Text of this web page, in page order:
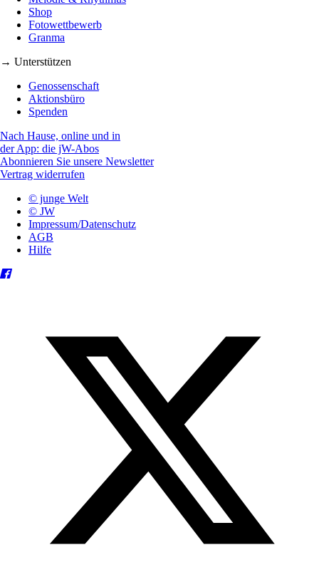
Shop
Fotowettbewerb
Granma
→ Unterstützen
Genossenschaft
Aktionsbüro
Spenden
Nach Hause, online und in
der App: die jW-Abos
Abonnieren Sie unsere Newsletter
Vertrag widerrufen
© junge Welt
© JW
Impressum/Datenschutz
AGB
Hilfe